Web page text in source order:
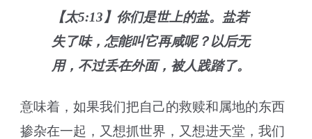
【太5:13】你们是世上的盐。盐若
失了味，怎能叫它再咸呢？以后无
用，不过丢在外面，被人践踏了。
意味着，如果我们把自己的救赎和属地的东西
掺杂在一起，又想抓世界，又想进天堂，我们